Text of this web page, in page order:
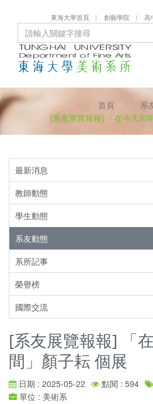
東海大學首頁 創藝學院 高
首頁
系
[系友展覽報報] 「在今天和
最新消息
教師動態
學生動態
系友動態
系所記事
榮譽榜
國際交流
[系友展覽報報] 「
間」顏子耘 個展
日期 : 2025-05-22 點閱 : 594
單位 : 美術系